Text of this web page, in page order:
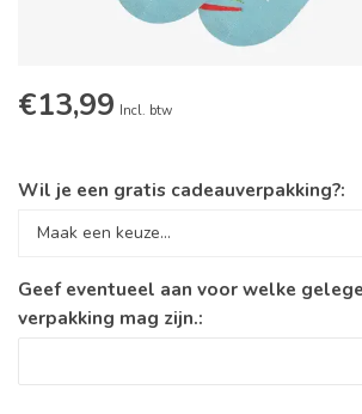
€13,99 Incl. btw
Wil je een gratis cadeauverpakking?:
Geef eventueel aan voor welke
verpakking mag zijn.: